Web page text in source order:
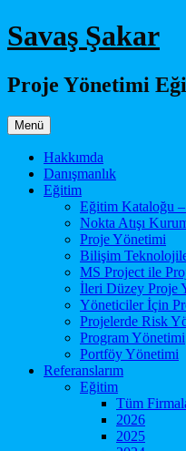
İçeriğe
atla
Savaş Şakar
Proje Yönetimi
Menü
Hakkımda
Danışmanlık
Eğitim
Eğitim Kataloğu
Nokta Atışı
Proje Yönetimi
Bilişim
MS Project ile
İleri Düzey Proje
Yöneticiler İçin
Projelerde Risk
Program Yönetimi
Portföy Yönetimi
Referanslarım
Eğitim
Tüm
2026
2025